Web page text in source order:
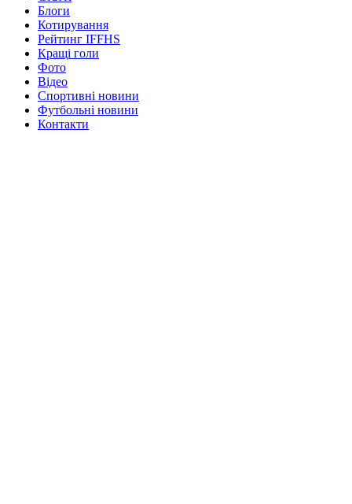
Блоги
Котирування
Рейтинг IFFHS
Кращі голи
Фото
Відео
Спортивні новини
Футбольні новини
Контакти